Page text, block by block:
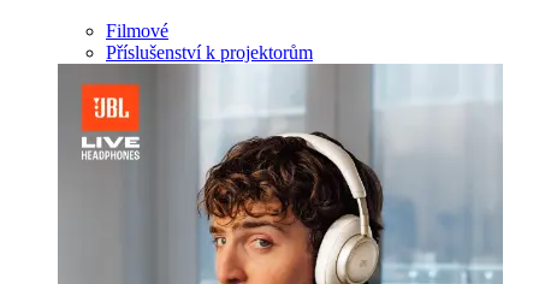
Filmové
Příslušenství k projektorům